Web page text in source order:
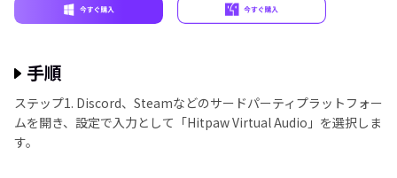
手順
ステップ1. Discord、Steamなどのサードパーティプラットフォー
ムを開き、設定で入力として「Hitpaw Virtual Audio」を選択しま
す。